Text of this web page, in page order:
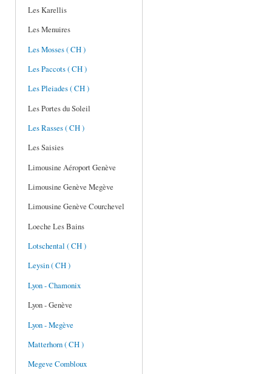
Les Karellis
Les Menuires
Les Mosses ( CH )
Les Paccots ( CH )
Les Pleiades ( CH )
Les Portes du Soleil
Les Rasses ( CH )
Les Saisies
Limousine Aéroport Genève
Limousine Genève Megève
Limousine Genève Courchevel
Loeche Les Bains
Lotschental ( CH )
Leysin ( CH )
Lyon - Chamonix
Lyon - Genève
Lyon - Megève
Matterhorn ( CH )
Megeve Combloux